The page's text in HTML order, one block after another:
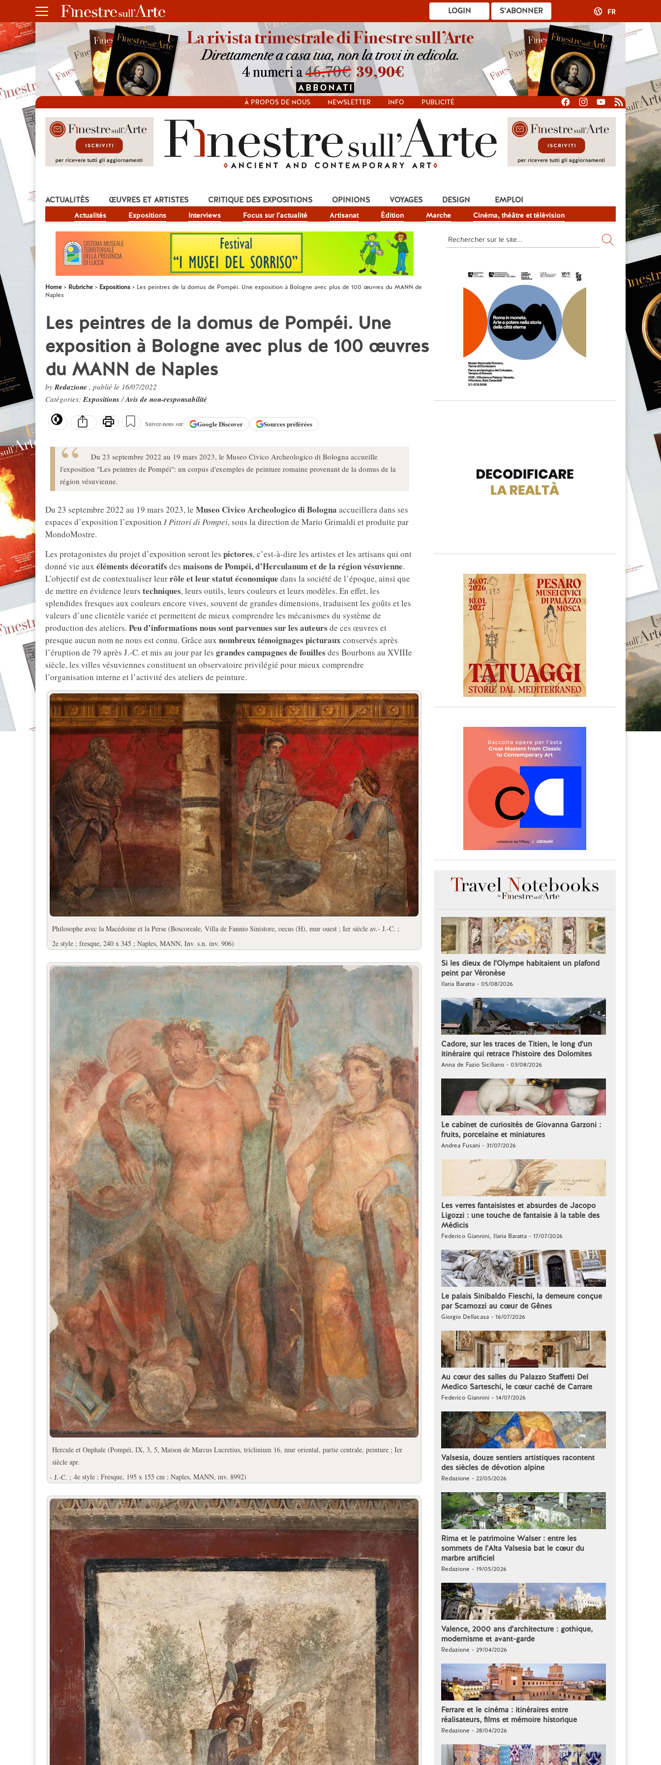
S’ABONNER
LOGIN FR
À PROPOS DE NOUS NEWSLETTER INFO PUBLICITÉ
ACTUALITÉS
Actualités Expositions Interviews Focus sur l'actualité Artisanat Édition Marche Cinéma, théâtre et télévision
ŒUVRES ET ARTISTES CRITIQUE DES EXPOSITIONS OPINIONS VOYAGES DESIGN EMPLOI
Home Rubriche Expositions
Les peintres de la domus de Pompéi. Une exposition à Bologne avec plus de 100 œuvres du MANN de
Naples
Les peintres de la domus de Pompéi. Une
exposition à Bologne avec plus de 100 œuvres
du MANN de Naples
byRedazione , publié le 16/07/2022
Catégories:Expositions/Avis de non-responsabilité
Suivez-nous sur GoogleDiscover Sources préférées
Du 23 septembre 2022 au 19 mars 2023, le Museo Civico Archeologico di Bologna accueille
l'exposition "Les peintres de Pompéi": un corpus d'exemples de peinture romaine provenant de la domus de la
région vésuvienne.
Du 23 septembre 2022 au 19 mars 2023, le Museo Civico Archeologico di Bologna accueillera dans ses
espaces d’exposition l’exposition I Pittori di Pompei, sous la direction de Mario Grimaldi et produite par
MondoMostre.
Les protagonistes du projet d’exposition seront les pictores, c’est-à-dire les artistes et les artisans qui ont
donné vie aux éléments décoratifs des maisons de Pompéi, d’Herculanum et de la région vésuvienne.
L’objectif est de contextualiser leurrôle et leur statut économique dans la société de l’époque, ainsi que
de mettre en évidence leurs techniques, leurs outils, leurs couleurs et leurs modèles. En effet, les
splendides fresques aux couleurs encore vives, souvent de grandes dimensions, traduisent les goûts et les
valeurs d’une clientèle variée et permettent de mieux comprendre les mécanismes du système de
production des ateliers. Peu d’informations nous sont parvenues sur les auteurs de ces œuvres et
presque aucun nom ne nous est connu. Grâce aux nombreux témoignages picturaux conservés après
l’éruption de 79 après J.-C. et mis au jour par les grandes campagnes de fouilles des Bourbons au XVIIIe
siècle, les villes vésuviennes constituent un observatoire privilégié pour mieux comprendre
l’organisation interne et l’activité des ateliers de peinture.
Philosophe avec la Macédoine et la Perse (Boscoreale, Villa de Fannio Sinistore, oecus (H), mur ouest ; Ier siècle av.- J.-C. ;
2e style ; fresque, 240 x 345 ; Naples, MANN, Inv. s.n. inv. 906)
Hercule et Onphale (Pompéi, IX, 3, 5, Maison de Marcus Lucretius, triclinium 16, mur oriental, partie centrale, peinture ; Ier
siècle apr.
- J.-C. ; 4e style ; Fresque, 195 x 155 cm ; Naples, MANN, inv. 8992)
Si les dieux de l'Olympe habitaient un plafond
peint par Véronèse
Ilaria Baratta - 05/08/2026
Cadore, sur les traces de Titien, le long d'un
itinéraire qui retrace l'histoire des Dolomites
Anna de Fazio Siciliano - 03/08/2026
Le cabinet de curiosités de Giovanna Garzoni :
fruits, porcelaine et miniatures
Andrea Fusani - 31/07/2026
Les verres fantaisistes et absurdes de Jacopo
Ligozzi : une touche de fantaisie à la table des
Médicis
Federico Giannini, Ilaria Baratta - 17/07/2026
Le palais Sinibaldo Fieschi, la demeure conçue
par Scamozzi au cœur de Gênes
Giorgio Dellacasa - 16/07/2026
Au cœur des salles du Palazzo Staffetti Del
Medico Sarteschi, le cœur caché de Carrare
Federico Giannini - 14/07/2026
Valsesia, douze sentiers artistiques racontent
des siècles de dévotion alpine
Redazione - 22/05/2026
Rima et le patrimoine Walser : entre les
sommets de l'Alta Valsesia bat le cœur du
marbre artificiel
Redazione - 19/05/2026
Valence, 2000 ans d'architecture : gothique,
modernisme et avant-garde
Redazione - 29/04/2026
Ferrare et le cinéma : itinéraires entre
réalisateurs, films et mémoire historique
Redazione - 28/04/2026